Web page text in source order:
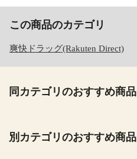
この商品のカテゴリ
爽快ドラッグ(Rakuten Direct)
同カテゴリのおすすめ商品
別カテゴリのおすすめ商品